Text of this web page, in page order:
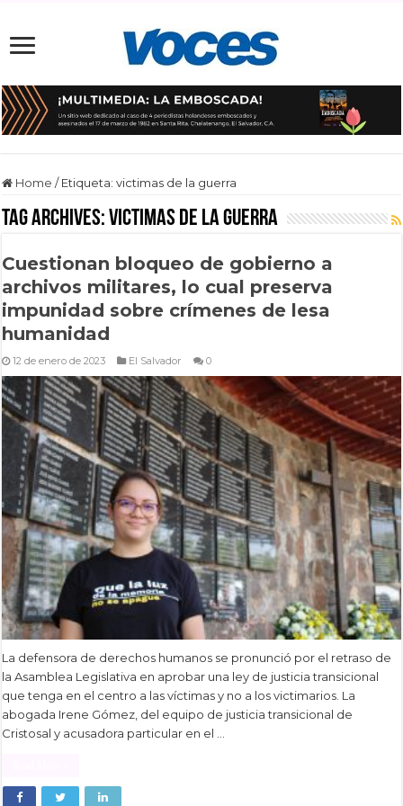
Home / Etiqueta:victimas de la guerra
Tag Archives:victimas de la guerra
Cuestionan bloqueo de gobierno a
archivos militares, lo cual preserva
impunidad sobre crímenes de lesa
humanidad
12 de enero de 2023 El Salvador 0
La defensora de derechos humanos se pronunció por el retraso de
la Asamblea Legislativa en aprobar una ley de justicia transicional
que tenga en el centro a las víctimas y no a los victimarios. La
abogada Irene Gómez, del equipo de justicia transicional de
Cristosal y acusadora particular en el …